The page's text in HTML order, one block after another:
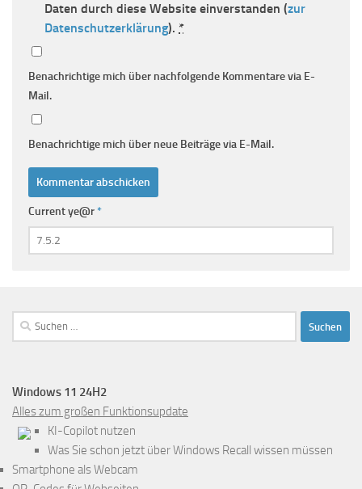
Daten durch diese Website einverstanden (zur
Datenschutzerklärung). *
Benachrichtige mich über nachfolgende Kommentare via E-
Mail.
Benachrichtige mich über neue Beiträge via E-Mail.
Current ye@r*
Suchen
nach:
Windows 11 24H2
Alles zum großen Funktionsupdate
KI-Copilot nutzen
Was Sie schon jetzt über Windows Recall wissen müssen
Smartphone als Webcam